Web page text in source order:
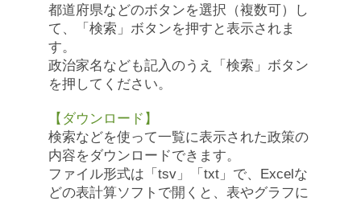
都道府県などのボタンを選択（複数可）し
て、「検索」ボタンを押すと表示されま
す。
政治家名なども記入のうえ「検索」ボタン
を押してください。
【ダウンロード】
検索などを使って一覧に表示された政策の
内容をダウンロードできます。
ファイル形式は「tsv」「txt」で、Excelな
どの表計算ソフトで開くと、表やグラフに